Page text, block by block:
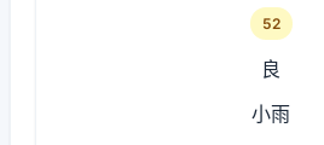
52
良
小雨